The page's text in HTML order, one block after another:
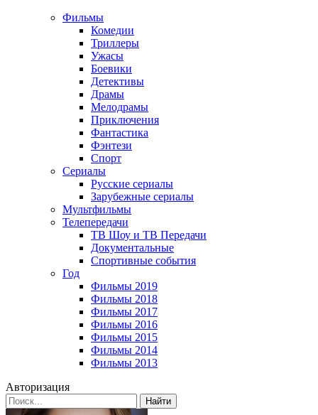
Фильмы
Комедии
Триллеры
Ужасы
Боевики
Детективы
Драмы
Мелодрамы
Приключения
Фантастика
Фэнтези
Спорт
Сериалы
Русские сериалы
Зарубежные сериалы
Мультфильмы
Телепередачи
ТВ Шоу и ТВ Передачи
Документальные
Спортивные события
Год
Фильмы 2019
Фильмы 2018
Фильмы 2017
Фильмы 2016
Фильмы 2015
Фильмы 2014
Фильмы 2013
Авторизация
Найти